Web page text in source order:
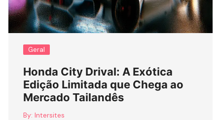
Geral
Honda City Drival: A Exótica
Edição Limitada que Chega ao
Mercado Tailandês
By: Intersites